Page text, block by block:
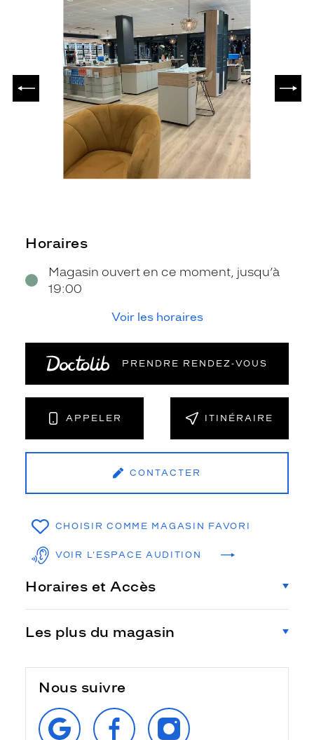
PRÉCÉDENT
Horaires
Magasin ouvert en ce moment, jusqu’à
19:00
Voir les horaires
PRENDRE RENDEZ‑VOUS
APPELER ITINÉRAIRE
CONTACTER
CHOISIR COMME MAGASIN FAVORI
VOIR L'ESPACE AUDITION
Horaires et Accès
Les plus du magasin
Nous suivre
RETROUVEZ‑NOUS
SUR
GOOGLE
SUIVEZ‑NOUS
SUR
FACEBOOK
SUIVEZ‑NOUS
SUR
INSTAGRAM